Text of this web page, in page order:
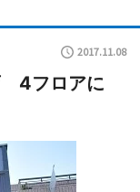
2017.11.08
4フロアに